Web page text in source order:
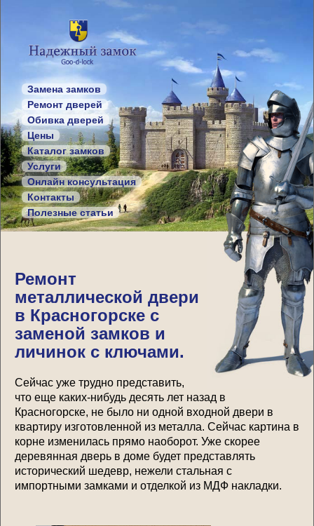
Замена замков
Ремонт дверей
Обивка дверей
Цены
Каталог замков
Услуги
Онлайн консультация
Контакты
Полезные статьи
Ремонт
металлической двери
в Красногорске с
заменой замков и
личинок с ключами.
Сейчас уже трудно представить,
что еще каких-нибудь десять лет назад в
Красногорске, не было ни одной входной двери в
квартиру изготовленной из металла. Сейчас картина в
корне изменилась прямо наоборот. Уже скорее
деревянная дверь в доме будет представлять
исторический шедевр, нежели стальная с
импортными замками и отделкой из МДФ накладки.